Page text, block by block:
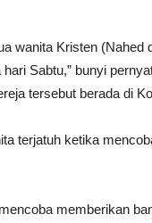
wanita Kristen
Sabtu,” bunyi
tersebut berada di
terjatuh ketika
memberikan